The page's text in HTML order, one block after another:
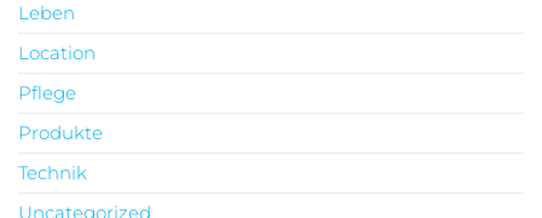
Leben
Location
Pflege
Produkte
Technik
Uncategorized